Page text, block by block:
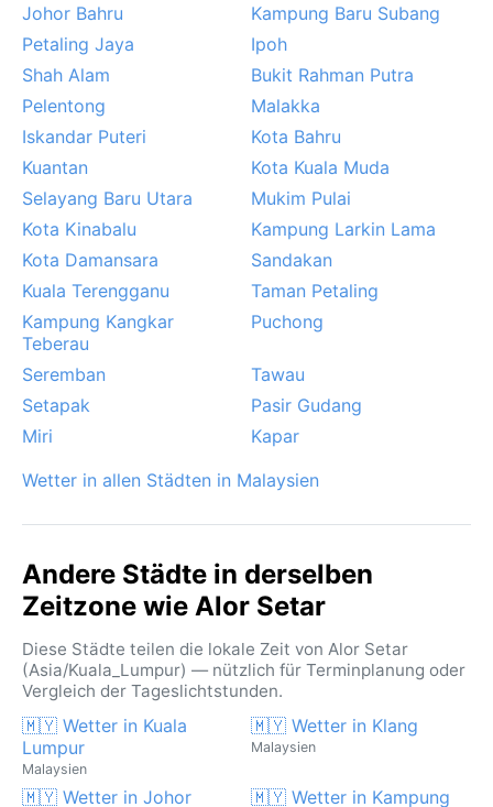
Johor Bahru
Kampung Baru Subang
Petaling Jaya
Ipoh
Shah Alam
Bukit Rahman Putra
Pelentong
Malakka
Iskandar Puteri
Kota Bahru
Kuantan
Kota Kuala Muda
Selayang Baru Utara
Mukim Pulai
Kota Kinabalu
Kampung Larkin Lama
Kota Damansara
Sandakan
Kuala Terengganu
Taman Petaling
Kampung Kangkar
Teberau
Puchong
Seremban
Tawau
Setapak
Pasir Gudang
Miri
Kapar
Wetter in allen Städten in Malaysien
Andere Städte in derselben
Zeitzone wie Alor Setar
Diese Städte teilen die lokale Zeit von Alor Setar
(Asia/Kuala_Lumpur) — nützlich für Terminplanung oder
Vergleich der Tageslichtstunden.
🇲🇾 Wetter in Kuala
Lumpur
Malaysien
🇲🇾 Wetter in Klang
Malaysien
🇲🇾 Wetter in Johor
🇲🇾 Wetter in Kampung